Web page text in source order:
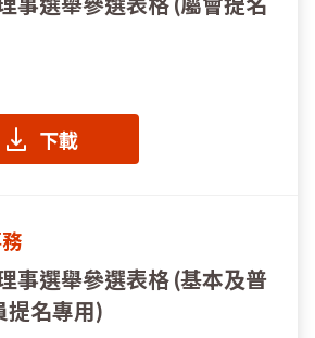
下載
事選舉參選表格 (基本及普
提名專用)